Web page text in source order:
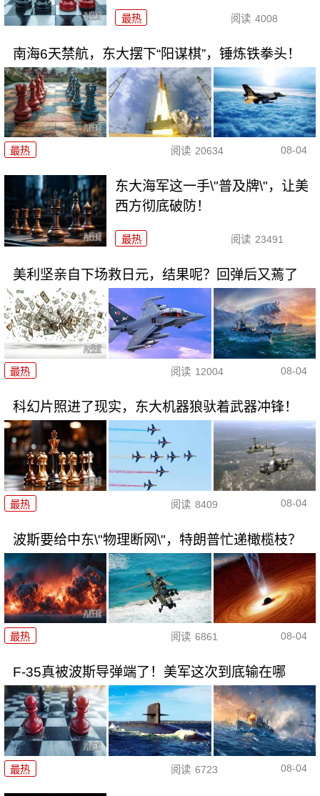
最热 阅读 4008
南海6天禁航，东大摆下“阳谋棋”，锤炼铁拳头！
最热 阅读 20634 08-04
东大海军这一手\"普及牌\"，让美
西方彻底破防！
最热 阅读 23491
美利坚亲自下场救日元，结果呢？回弹后又蔫了
最热 阅读 12004 08-04
科幻片照进了现实，东大机器狼驮着武器冲锋！
最热 阅读 8409 08-04
波斯要给中东\"物理断网\"，特朗普忙递橄榄枝？
最热 阅读 6861 08-04
F-35真被波斯导弹端了！美军这次到底输在哪
最热 阅读 6723 08-04